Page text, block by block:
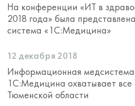
На конференции «ИТ в
2018 года» была
система «1С:Медицина»
12 декабря 2018
Информационная медсистема
1С:Медицина охватывает все
Тюменской области